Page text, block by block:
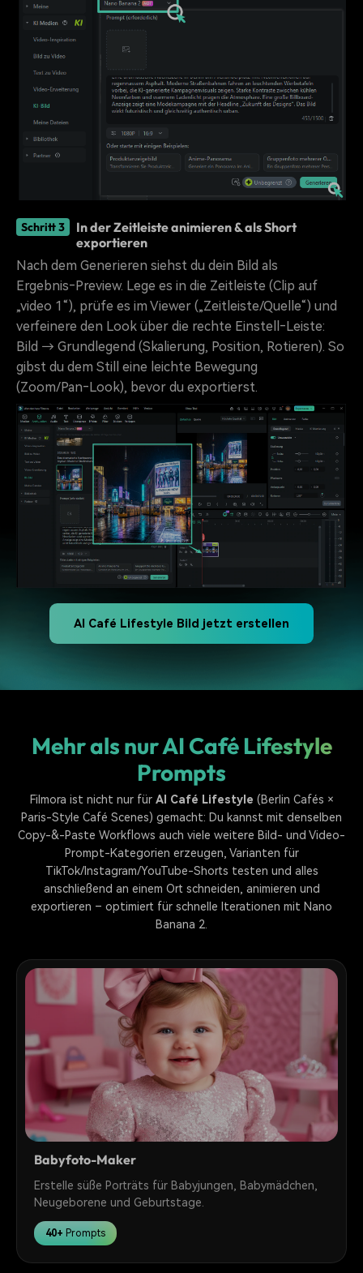
Schritt 3
In der Zeitleiste animieren & als Short
exportieren
Nach dem Generieren siehst du dein Bild als
Ergebnis‑Preview. Lege es in die Zeitleiste (Clip auf
„video 1“), prüfe es im Viewer („Zeitleiste/Quelle“) und
verfeinere den Look über die rechte Einstell‑Leiste:
Bild → Grundlegend (Skalierung, Position, Rotieren). So
gibst du dem Still eine leichte Bewegung
(Zoom/Pan‑Look), bevor du exportierst.
AI Café Lifestyle Bild jetzt erstellen
Mehr als nur AI Café Lifestyle
Prompts
Filmora ist nicht nur für AI Café Lifestyle (Berlin Cafés ×
Paris-Style Café Scenes) gemacht: Du kannst mit denselben
Copy-&-Paste Workflows auch viele weitere Bild- und Video-
Prompt-Kategorien erzeugen, Varianten für
TikTok/Instagram/YouTube-Shorts testen und alles
anschließend an einem Ort schneiden, animieren und
exportieren – optimiert für schnelle Iterationen mit Nano
Banana 2.
Babyfoto-Maker
Erstelle süße Porträts für Babyjungen, Babymädchen,
Neugeborene und Geburtstage.
40+ Prompts